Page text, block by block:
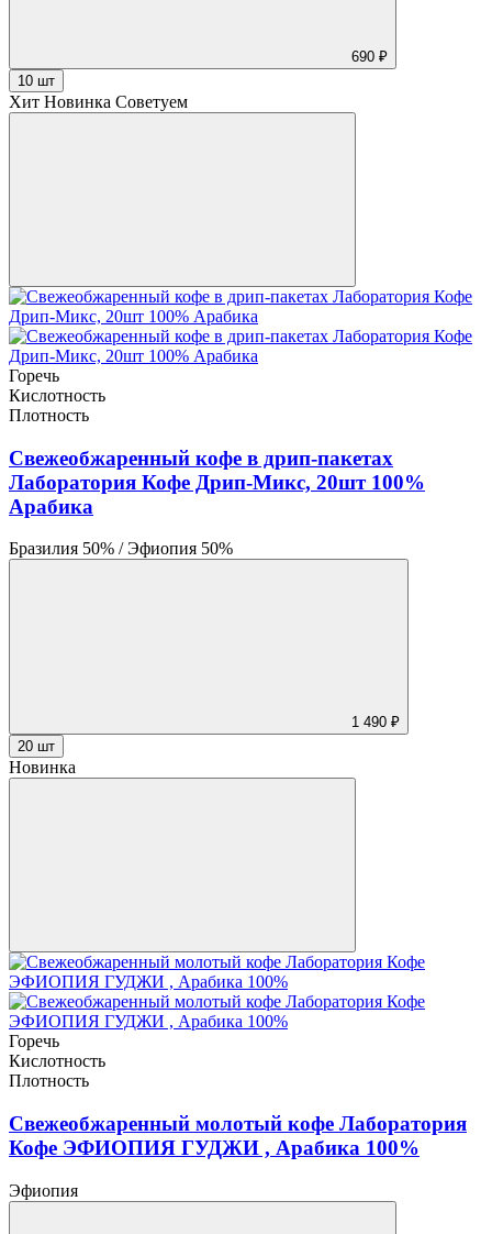
690 ₽
10 шт
Хит Новинка Советуем
Горечь
Кислотность
Плотность
Свежеобжаренный кофе в дрип-пакетах
Лаборатория Кофе Дрип-Микс, 20шт 100%
Арабика
Бразилия 50% / Эфиопия 50%
1 490 ₽
20 шт
Новинка
Горечь
Кислотность
Плотность
Свежеобжаренный молотый кофе Лаборатория
Кофе ЭФИОПИЯ ГУДЖИ , Арабика 100%
Эфиопия